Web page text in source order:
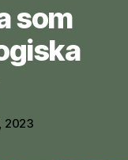
som
2023